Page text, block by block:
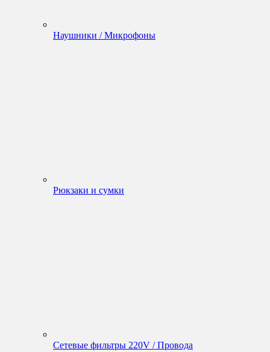
Наушники / Микрофоны
Рюкзаки и сумки
Сетевые фильтры 220V / Провода